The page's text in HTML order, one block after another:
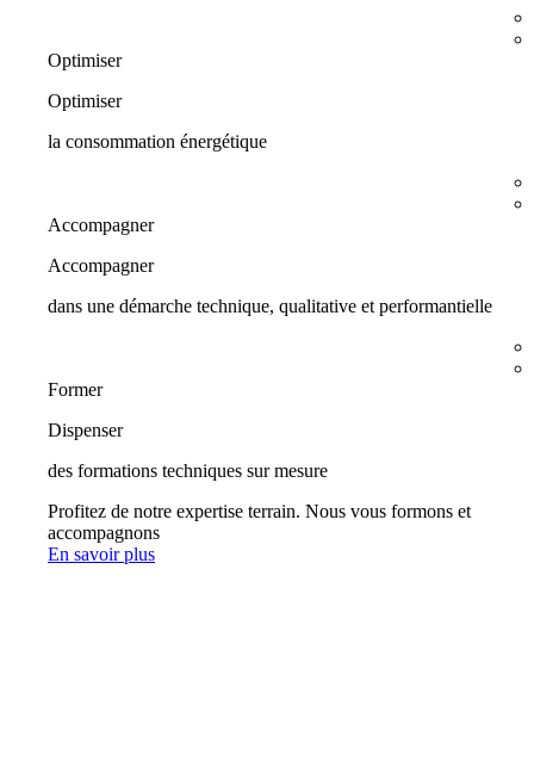
Optimiser
Optimiser
la consommation énergétique
Accompagner
Accompagner
dans une démarche technique, qualitative et performantielle
Former
Dispenser
des formations techniques sur mesure
Profitez de notre expertise terrain. Nous vous formons et
accompagnons
En savoir plus